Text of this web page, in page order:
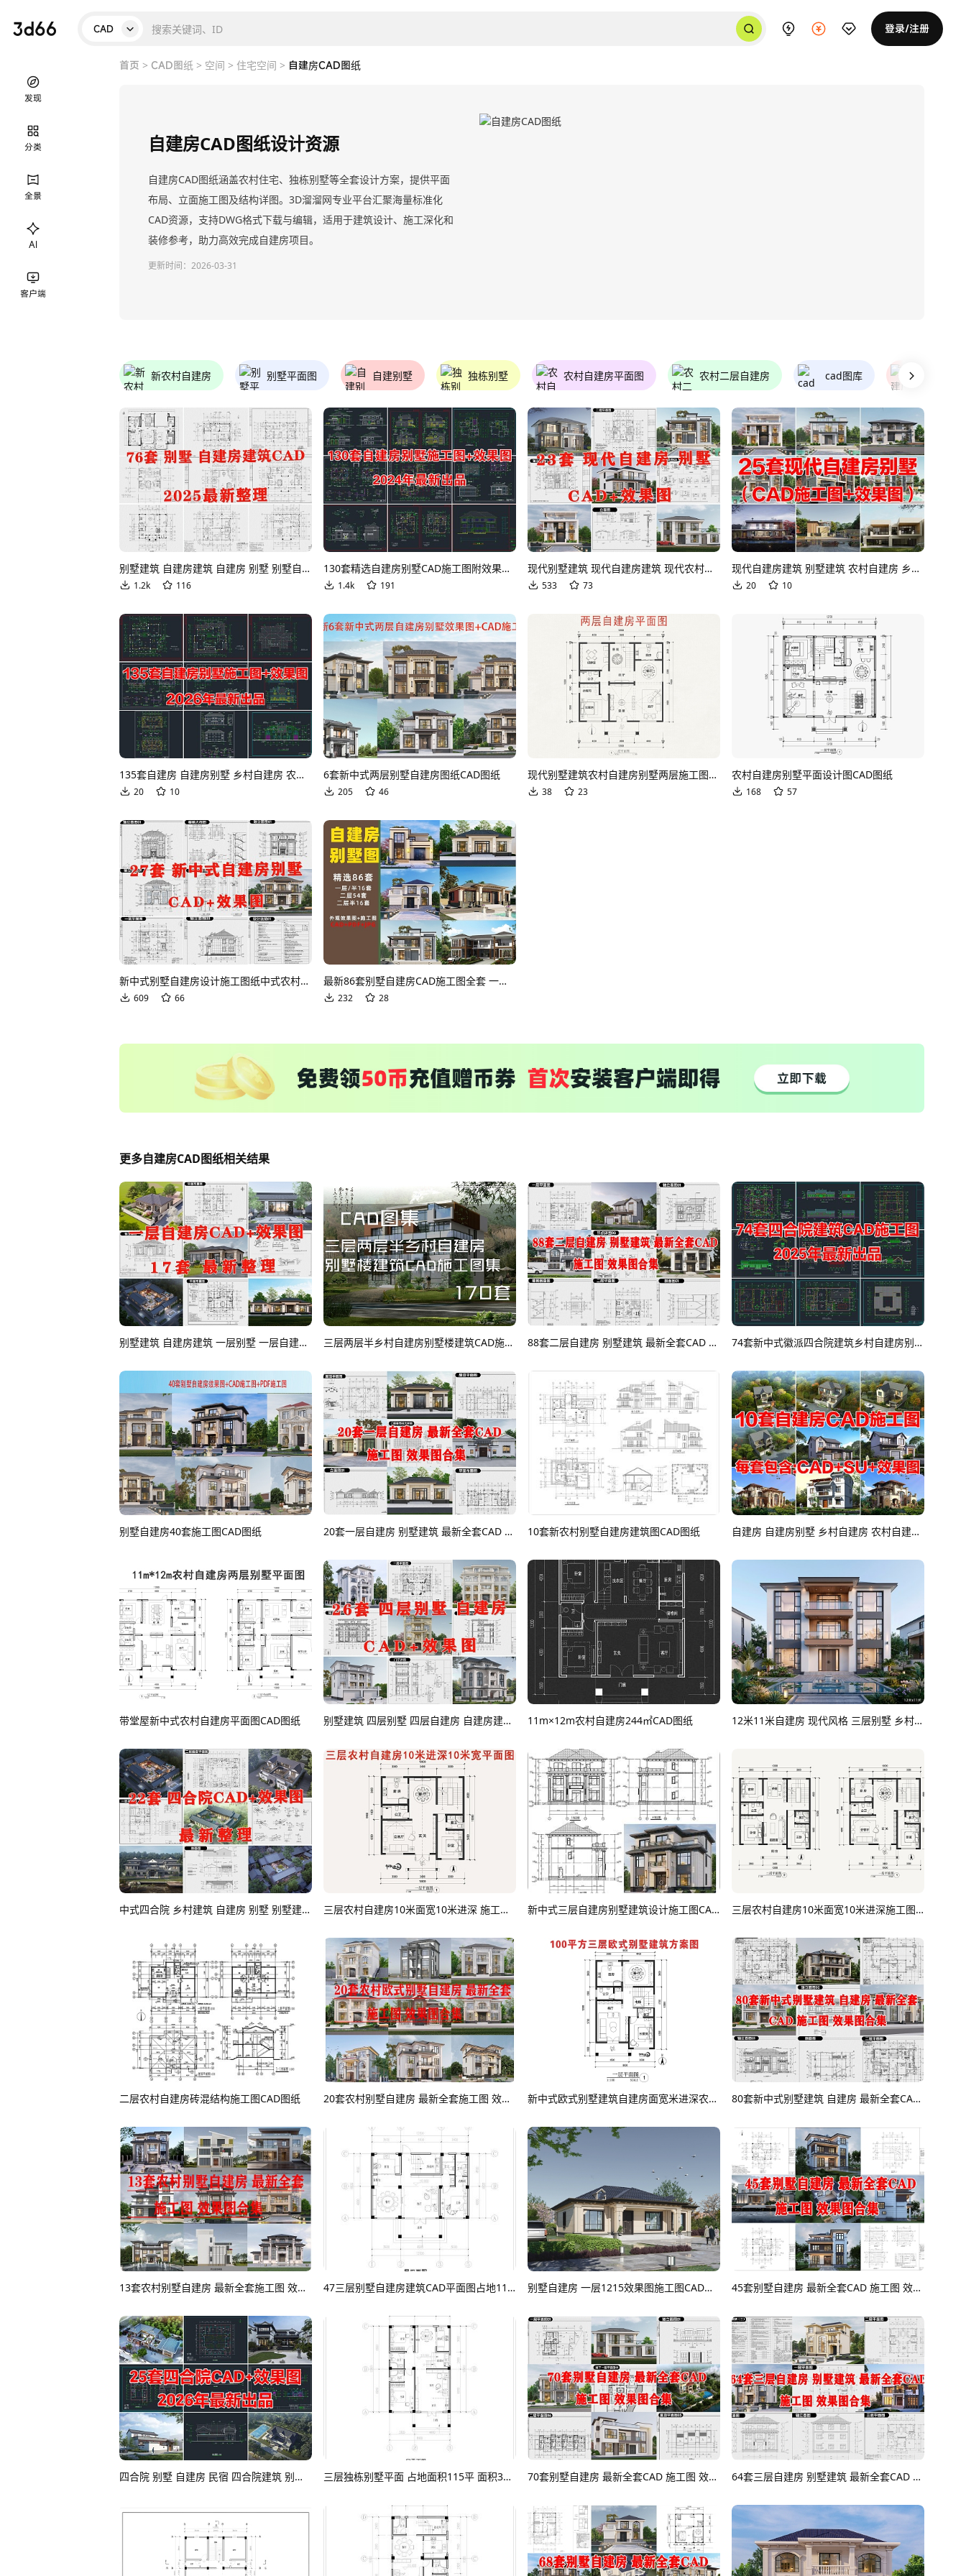
CAD 登录/注册
发现
分类
全景
AI
客户端
首页 > CAD图纸 > 空间 > 住宅空间 > 自建房CAD图纸
自建房CAD图纸设计资源
自建房CAD图纸涵盖农村住宅、独栋别墅等全套设计方案，提供平面
布局、立面施工图及结构详图。3D溜溜网专业平台汇聚海量标准化
CAD资源，支持DWG格式下载与编辑，适用于建筑设计、施工深化和
装修参考，助力高效完成自建房项目。
更新时间： 2026-03-31
新农村自建房 别墅平面图 自建别墅 独栋别墅 农村自建房平面图 农村二层自建房 cad图库
别墅建筑 自建房建筑 自建房 别墅 别墅自建房 农村别墅CAD图纸
1.2k 116
130套精选自建房别墅CAD施工图附效果图CAD图纸
1.4k 191
现代别墅建筑 现代自建房建筑 现代农村住宅 现代自建房 现代农村别墅 现代别墅CAD图纸
533 73
现代自建房建筑 别墅建筑 农村自建房 乡村自建房 独栋别墅 自建房 农村别墅 自建房效果图 现代别墅CAD图纸
20 10
135套自建房 自建房别墅 乡村自建房 农村自建房 别墅 自建房建筑 别墅建筑 自建房 自建房效果图CAD图纸
20 10
6套新中式两层别墅自建房图纸CAD图纸
205 46
现代别墅建筑农村自建房别墅两层施工图CAD图纸
38 23
农村自建房别墅平面设计图CAD图纸
168 57
新中式别墅自建房设计施工图纸中式农村乡村效果图房子新款设计图CAD图纸
609 66
最新86套别墅自建房CAD施工图全套 一层 二层 一层半 二层半 效果图CAD图纸
232 28
更多自建房CAD图纸相关结果
别墅建筑 自建房建筑 一层别墅 一层自建房 农村住宅 自建房CAD图纸 三层两层半乡村自建房别墅楼建筑CAD施工图集 170套CAD图纸 88套二层自建房 别墅建筑 最新全套CAD 施工图 效果图合集CAD图纸 74套新中式徽派四合院建筑乡村自建房别墅CAD施工图CAD图纸
别墅自建房40套施工图CAD图纸 20套一层自建房 别墅建筑 最新全套CAD 施工图CAD图纸 10套新农村别墅自建房建筑图CAD图纸 自建房 自建房别墅 乡村自建房 农村自建房 独栋别墅 自建房建筑 别墅建筑 别墅自建房 自建房效果图CAD图纸
带堂屋新中式农村自建房平面图CAD图纸 别墅建筑 四层别墅 四层自建房 自建房建筑 农村别墅 独栋别墅 别墅 自建房CAD图纸 11m×12m农村自建房244㎡CAD图纸 12米11米自建房 现代风格 三层别墅 乡村住宅 乡村别墅 农村自建房 乡村自建房CAD图纸
中式四合院 乡村建筑 自建房 别墅 别墅建筑 自建房建筑 四合院CAD图纸 三层农村自建房10米面宽10米进深 施工图CAD图纸 新中式三层自建房别墅建筑设计施工图CAD图纸 三层农村自建房10米面宽10米进深施工图CAD图纸
二层农村自建房砖混结构施工图CAD图纸 20套农村别墅自建房 最新全套施工图 效果图合集CAD图纸 新中式欧式别墅建筑自建房面宽米进深农村自建房宅基地建房自建房平面施工图CAD图纸 80套新中式别墅建筑 自建房 最新全套CAD 施工图 效果图合集CAD图纸
13套农村别墅自建房 最新全套施工图 效果图合集CAD图纸 47三层别墅自建房建筑CAD平面图占地115平面积300平CAD图纸 别墅自建房 一层1215效果图施工图CAD图纸 45套别墅自建房 最新全套CAD 施工图 效果图合集CAD图纸
四合院 别墅 自建房 民宿 四合院建筑 别墅建筑 民宿建筑 乡村民宿CAD图纸 三层独栋别墅平面 占地面积115平 面积304平 自建房平面CAD 长宽8.6米X12米平面图CAD图纸 70套别墅自建房 最新全套CAD 施工图 效果图合集CAD图纸 64套三层自建房 别墅建筑 最新全套CAD 施工图 效果图合集CAD图纸